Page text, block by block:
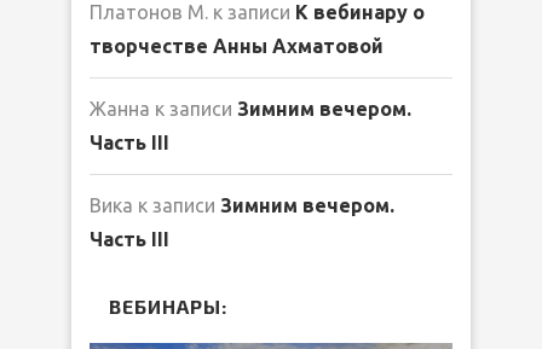
Платонов М. к записи К вебинару о
творчестве Анны Ахматовой
Жанна к записи Зимним вечером.
Часть III
Вика к записи Зимним вечером.
Часть III
ВЕБИНАРЫ: